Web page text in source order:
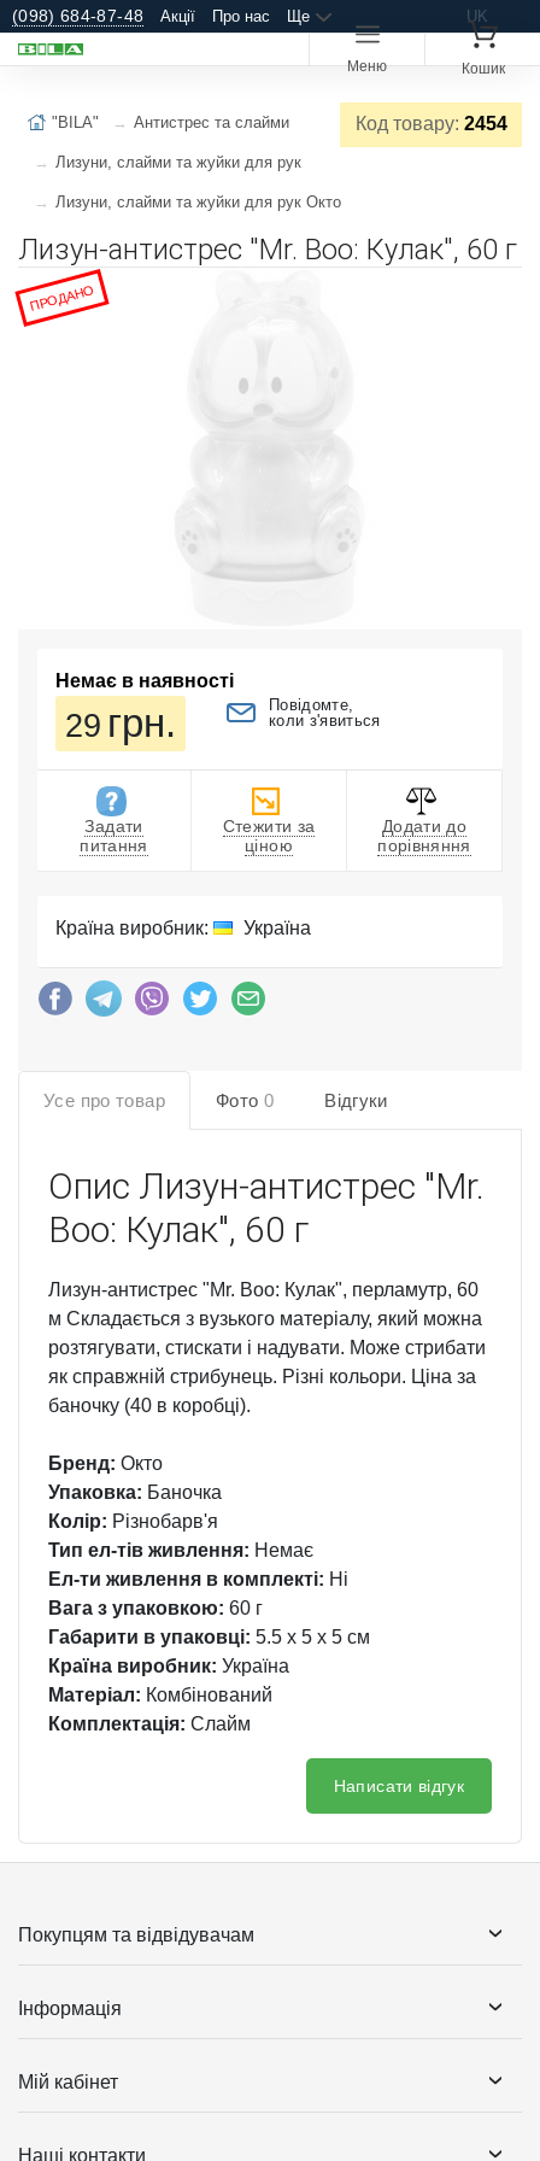
(098) 684-87-48 Акції Про нас Ще UK
Меню Кошик
Код товару: 2454
"BILA" Антистрес та слайми
Лизуни, слайми та жуйки для рук
Лизуни, слайми та жуйки для рук Окто
Лизун-антистрес "Mr. Boo: Кулак", 60 г
ПРОДАНО
Немає в наявності
29 грн.
Повідомте,
коли з'явиться
Задати
питання
Стежити за
ціною
Додати до
порівняння
Країна виробник: Україна
Усе про товар Фото 0 Відгуки
Опис Лизун-антистрес "Mr.
Boo: Кулак", 60 г
Лизун-антистрес "Mr. Boo: Кулак", перламутр, 60
м Складається з вузького матеріалу, який можна
розтягувати, стискати і надувати. Може стрибати
як справжній стрибунець. Різні кольори. Ціна за
баночку (40 в коробці).
Бренд: Окто
Упаковка: Баночка
Колір: Різнобарв'я
Тип ел-тів живлення: Немає
Ел-ти живлення в комплекті: Ні
Вага з упаковкою: 60 г
Габарити в упаковці: 5.5 x 5 x 5 см
Країна виробник: Україна
Матеріал: Комбінований
Комплектація: Слайм
Написати відгук
Покупцям та відвідувачам
Інформація
Мій кабінет
Наші контакти